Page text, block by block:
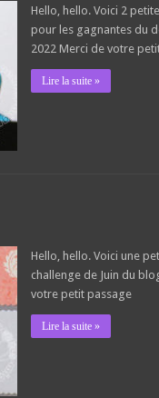
Hello, hello. Voici 2
pour les gagnantes du
2022 Merci de votre
Lire la suite »
Hello, hello. Voici une
challenge de Juin du
votre petit passage
Lire la suite »